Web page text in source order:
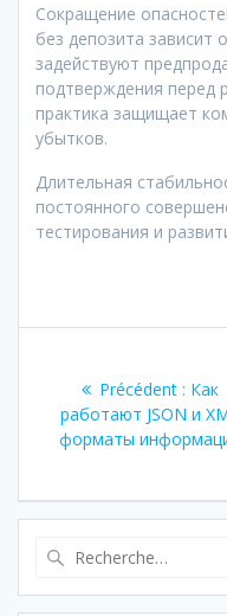
Сокращение
без депозита зависит
задействуют
подтверждения перед
практика защищает
убытков.
Длительная
постоянного
тестирования и
de
l’article
Précédent : Article
:
Как
работают JSON и
форматы